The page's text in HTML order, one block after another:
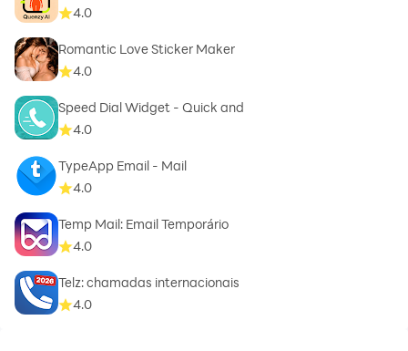
4.0
Romantic Love Sticker Maker
4.0
Speed Dial Widget - Quick and
4.0
TypeApp Email - Mail
4.0
Temp Mail: Email Temporário
4.0
Telz: chamadas internacionais
4.0